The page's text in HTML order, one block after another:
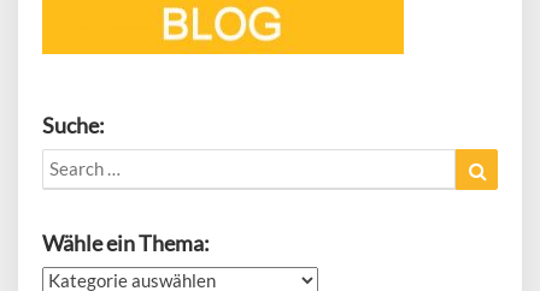
Suche:
Search
for:
Wähle ein Thema:
Wähle